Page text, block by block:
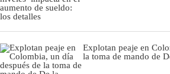
Explotan peaje en
la toma de mando de